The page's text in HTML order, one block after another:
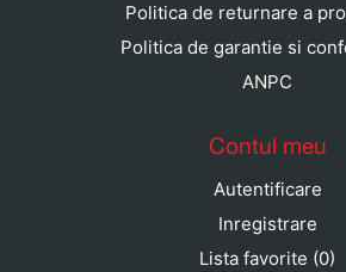
Politica de returnare a
Politica de garantie si
ANPC
Contul meu
Autentificare
Inregistrare
Lista favorite (0)